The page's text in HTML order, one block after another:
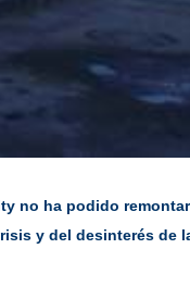
no ha podido
y del desinterés de